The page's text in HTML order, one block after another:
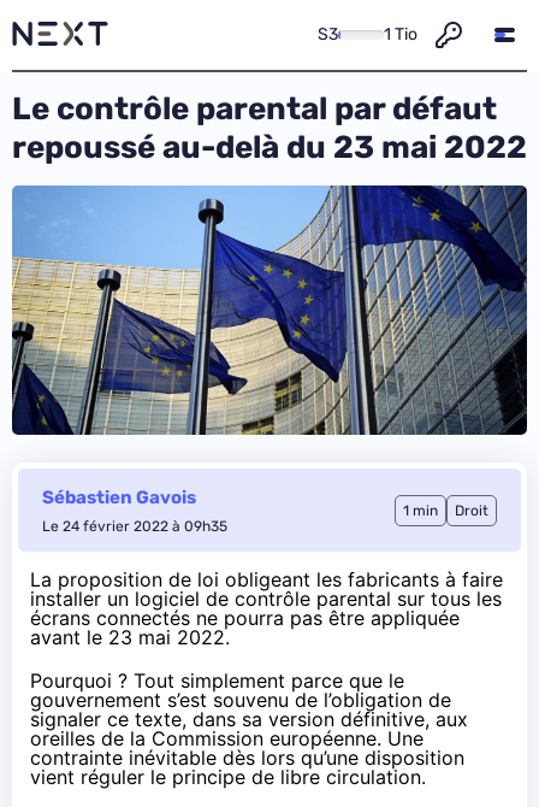
S3 1 Tio
Le contrôle parental par défaut
repoussé au-delà du 23 mai 2022
Sébastien Gavois
Le 24 février 2022 à 09h35
1 min Droit
La proposition de loi obligeant les fabricants à faire
installer un logiciel de contrôle parental sur tous les
écrans connectés ne pourra pas être appliquée
avant le 23 mai 2022.
Pourquoi ? Tout simplement parce que le
gouvernement s’est souvenu de l’obligation de
signaler ce texte, dans sa version définitive, aux
oreilles de la Commission européenne. Une
contrainte inévitable dès lors qu’une disposition
vient réguler le principe de libre circulation.